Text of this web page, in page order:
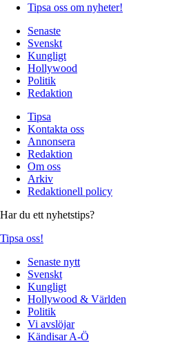
Tipsa oss om nyheter!
Senaste
Svenskt
Kungligt
Hollywood
Politik
Redaktion
Tipsa
Kontakta oss
Annonsera
Redaktion
Om oss
Arkiv
Redaktionell policy
Har du ett nyhetstips?
Tipsa oss!
Senaste nytt
Svenskt
Kungligt
Hollywood & Världen
Politik
Vi avslöjar
Kändisar A-Ö